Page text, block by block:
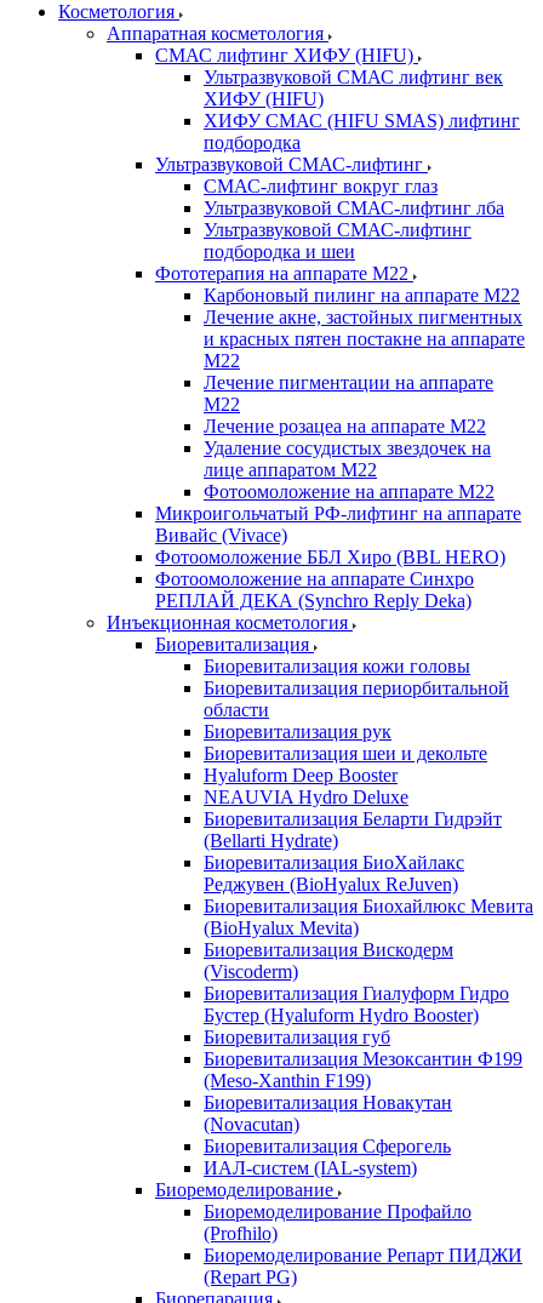
Косметология
Аппаратная косметология
СМАС лифтинг ХИФУ (HIFU)
Ультразвуковой СМАС лифтинг век
ХИФУ (HIFU)
ХИФУ СМАС (HIFU SMAS) лифтинг
подбородка
Ультразвуковой СМАС-лифтинг
СМАС-лифтинг вокруг глаз
Ультразвуковой СМАС-лифтинг лба
Ультразвуковой СМАС-лифтинг
подбородка и шеи
Фототерапия на аппарате M22
Карбоновый пилинг на аппарате М22
Лечение акне, застойных пигментных
и красных пятен постакне на аппарате
М22
Лечение пигментации на аппарате
М22
Лечение розацеа на аппарате М22
Удаление сосудистых звездочек на
лице аппаратом М22
Фотоомоложение на аппарате М22
Микроигольчатый РФ-лифтинг на аппарате
Вивайс (Vivace)
Фотоомоложение ББЛ Хиро (BBL HERO)
Фотоомоложение на аппарате Синхро
РЕПЛАЙ ДЕКА (Synchro Reply Deka)
Инъекционная косметология
Биоревитализация
Биоревитализация кожи головы
Биоревитализация периорбитальной
области
Биоревитализация рук
Биоревитализация шеи и декольте
Hyaluform Deep Booster
NEAUVIA Hydro Deluxe
Биоревитализация Беларти Гидрэйт
(Bellarti Hydrate)
Биоревитализация БиоХайлакс
Реджувен (BioHyalux ReJuven)
Биоревитализация Биохайлюкс Мевита
(BioHyalux Mevita)
Биоревитализация Вискодерм
(Viscoderm)
Биоревитализация Гиалуформ Гидро
Бустер (Hyaluform Hydro Booster)
Биоревитализация губ
Биоревитализация Мезоксантин Ф199
(Meso-Xanthin F199)
Биоревитализация Новакутан
(Novacutan)
Биоревитализация Сферогель
ИАЛ-систем (IAL-system)
Биоремоделирование
Биоремоделирование Профайло
(Profhilo)
Биоремоделирование Репарт ПИДЖИ
(Repart PG)
Биорепарация